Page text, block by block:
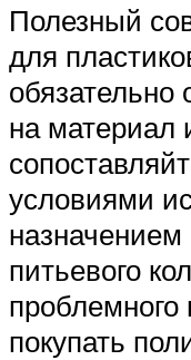
Полезный
для
на материал
условиями
питьевого
проблемного
покупать